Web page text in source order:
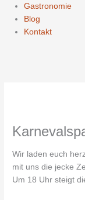
Gastronomie
Blog
Kontakt
Wir laden euch
mit uns die jecke
Um 18 Uhr steigt